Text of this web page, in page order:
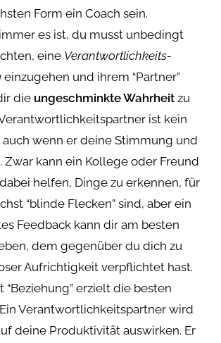
Form ein Coach sein.
es ist, du musst unbedingt
eine Verantwortlichkeits-
einzugehen und ihrem “Partner”
die ungeschminkte Wahrheit zu
ist kein
auch wenn er deine Stimmung und
Zwar kann ein Kollege oder Freund
helfen, Dinge zu erkennen, für
“blinde Flecken” sind, aber ein
Feedback kann dir am besten
dem gegenüber du dich zu
Aufrichtigkeit verpflichtet hast.
“Beziehung” erzielt die besten
Verantwortlichkeitspartner wird
deine Produktivität auswirken. Er